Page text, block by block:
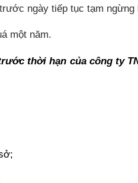
ngày tiếp tục tạm ngừng
một năm.
thời hạn của công ty